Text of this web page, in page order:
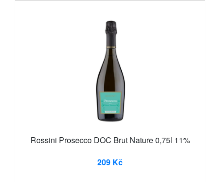
Rossini Prosecco DOC Brut Nature 0,75l 11%
209 Kč